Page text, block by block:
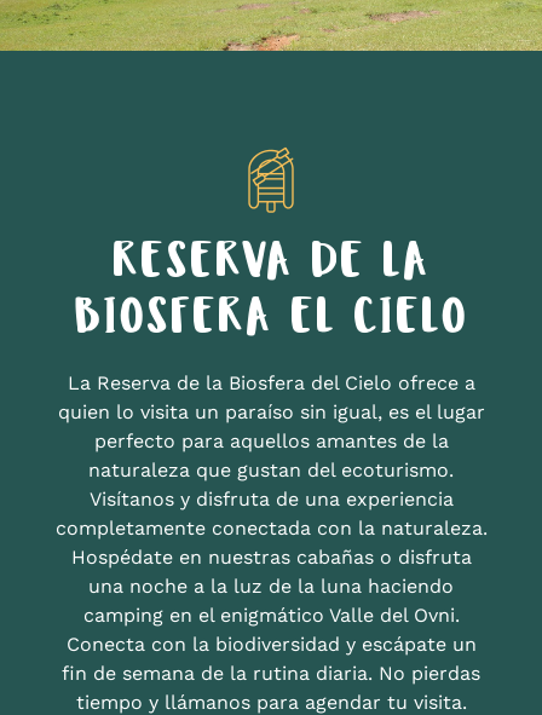
RESERVA DE LA
BIOSFERA EL CIELO
La Reserva de la Biosfera del Cielo ofrece a
quien lo visita un paraíso sin igual, es el lugar
perfecto para aquellos amantes de la
naturaleza que gustan del ecoturismo.
Visítanos y disfruta de una experiencia
completamente conectada con la naturaleza.
Hospédate en nuestras cabañas o disfruta
una noche a la luz de la luna haciendo
camping en el enigmático Valle del Ovni.
Conecta con la biodiversidad y escápate un
fin de semana de la rutina diaria. No pierdas
tiempo y llámanos para agendar tu visita.